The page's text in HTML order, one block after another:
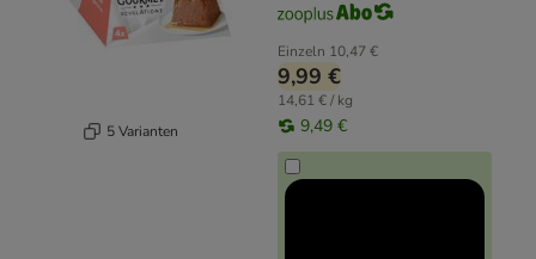
5 Varianten
Einzeln 10,47 €
9,99 €
14,61 € / kg
9,49 €